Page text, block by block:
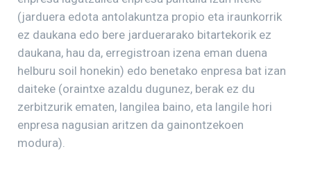
(jarduera edota antolakuntza propio eta iraunkorrik
ez daukana edo bere jarduerarako bitartekorik ez
daukana, hau da, erregistroan izena eman duena
helburu soil honekin) edo benetako enpresa bat izan
daiteke (oraintxe azaldu dugunez, berak ez du
zerbitzurik ematen, langilea baino, eta langile hori
enpresa nagusian aritzen da gainontzekoen
modura).